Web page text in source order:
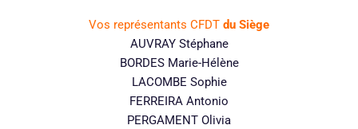
Vos représentants CFDT du Siège
AUVRAY Stéphane
BORDES Marie-Hélène
LACOMBE Sophie
FERREIRA Antonio
PERGAMENT Olivia